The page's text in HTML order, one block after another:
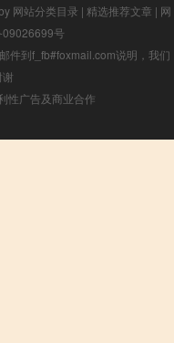
网站分类目录 | 精选推荐文章 | 网
09026699号
件到f_fb#foxmail.com说明，我们
性广告及商业合作